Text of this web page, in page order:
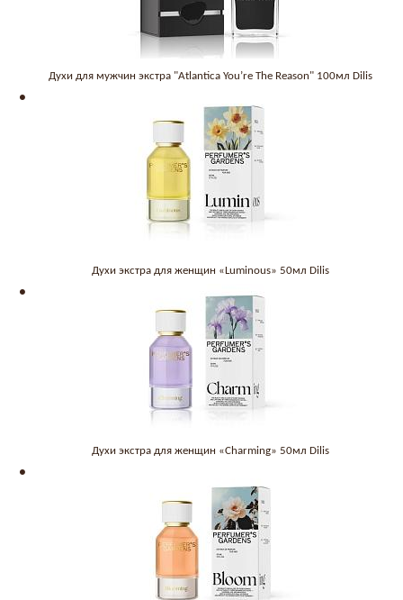
Духи для мужчин экстра "Atlantica You’re The Reason" 100мл Dilis
Духи экстра для женщин «Luminous» 50мл Dilis
Духи экстра для женщин «Charming» 50мл Dilis